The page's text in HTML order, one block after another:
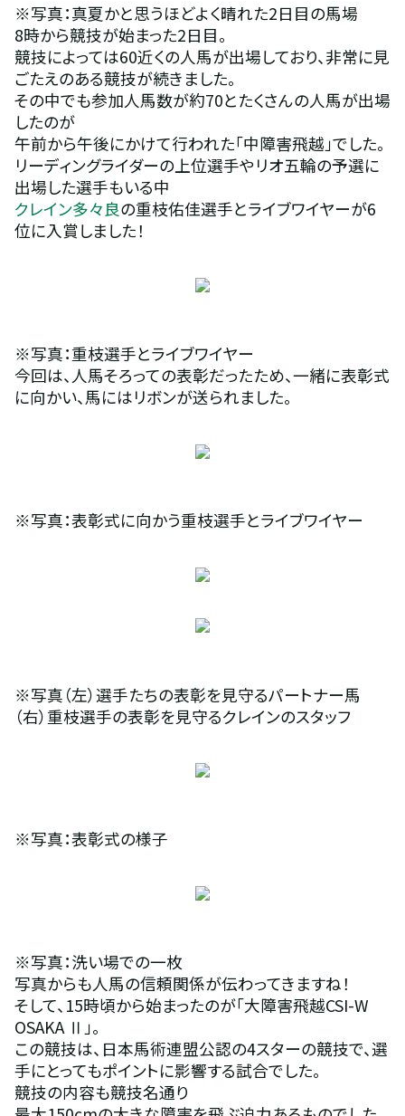
※写真：真夏かと思うほどよく晴れた2日目の馬場
8時から競技が始まった2日目。
競技によっては60近くの人馬が出場しており、非常に見
ごたえのある競技が続きました。
その中でも参加人馬数が約70とたくさんの人馬が出場
したのが
午前から午後にかけて行われた「中障害飛越」でした。
リーディングライダーの上位選手やリオ五輪の予選に
出場した選手もいる中
クレイン多々良の重枝佑佳選手とライブワイヤーが6
位に入賞しました！
※写真：重枝選手とライブワイヤー
今回は、人馬そろっての表彰だったため、一緒に表彰式
に向かい、馬にはリボンが送られました。
※写真：表彰式に向かう重枝選手とライブワイヤー
※写真（左）選手たちの表彰を見守るパートナー馬
（右）重枝選手の表彰を見守るクレインのスタッフ
※写真：表彰式の様子
※写真：洗い場での一枚
写真からも人馬の信頼関係が伝わってきますね！
そして、15時頃から始まったのが「大障害飛越CSI-W
OSAKA Ⅱ」。
この競技は、日本馬術連盟公認の4スターの競技で、選
手にとってもポイントに影響する試合でした。
競技の内容も競技名通り